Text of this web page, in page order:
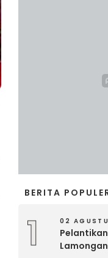
BERITA
1 02
Pelantikan